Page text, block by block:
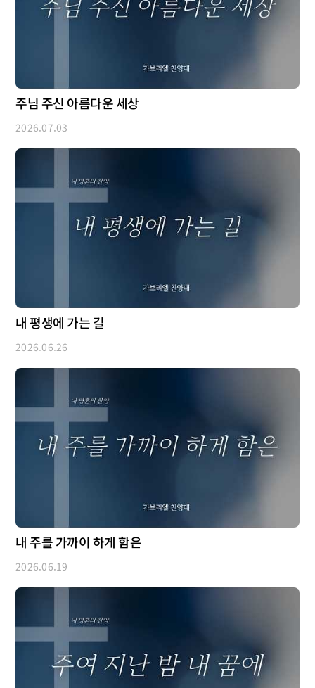
주님 주신 아름다운 세상
2026.07.03
내 평생에 가는 길
2026.06.26
내 주를 가까이 하게 함은
2026.06.19